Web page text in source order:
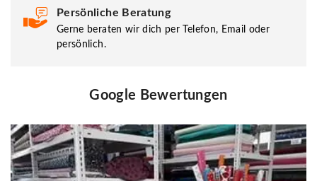
Persönliche Beratung
Gerne beraten wir dich per Telefon, Email oder
persönlich.
Google Bewertungen